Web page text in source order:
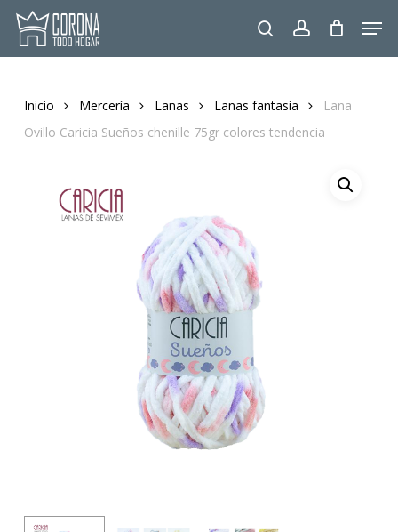
Skip
main
searchaccount
Inicio Mercería Lanas Lanas fantasia
Lana
Ovillo Caricia Sueños chenille 75gr colores tendencia